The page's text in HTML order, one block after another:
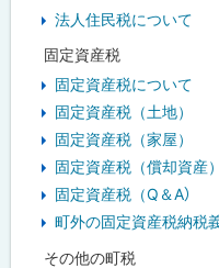
法人住民税について
固定資産税
固定資産税について
固定資産税（土地）
固定資産税（家屋）
固定資産税（償却資産）
固定資産税（Q＆A）
町外の固定資産税納税
その他の町税